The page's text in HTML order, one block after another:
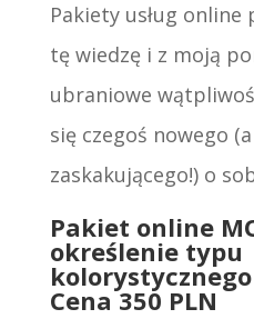
Pakiety usług online
tę wiedzę i z moją
ubraniowe
się czegoś nowego
zaskakującego!) o
Pakiet online
określenie typu
kolorystycznego
Cena 350 PLN